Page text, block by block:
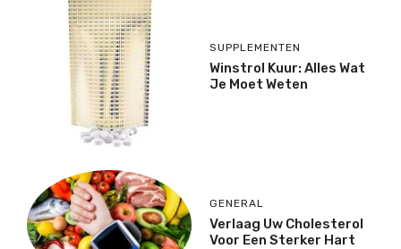
SUPPLEMENTEN
Winstrol Kuur: Alles Wat
Je Moet Weten
GENERAL
Verlaag Uw Cholesterol
Voor Een Sterker Hart